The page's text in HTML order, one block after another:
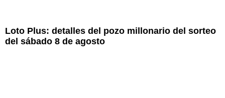
Loto Plus: detalles del pozo millonario del sorteo
del sábado 8 de agosto